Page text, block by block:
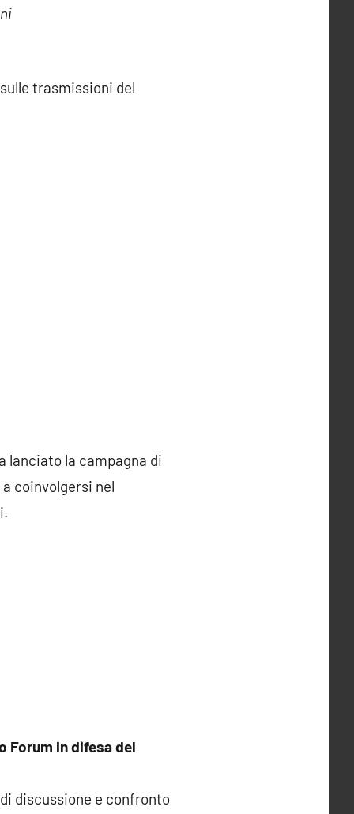
trasmissioni del
lanciato la campagna di
coinvolgersi nel
Forum in difesa del
discussione e confronto